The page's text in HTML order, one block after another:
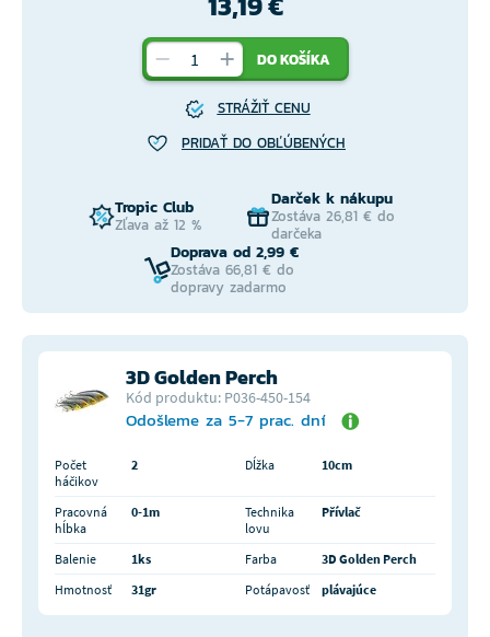
DO KOŠÍKA
STRÁŽIŤ CENU
PRIDAŤ DO OBĽÚBENÝCH
Tropic Club
Zľava až 12 %
Darček k nákupu
Zostáva 26,81 € do
darčeka
Doprava od 2,99 €
Zostáva 66,81 € do
dopravy zadarmo
3D Golden Perch
Kód produktu: P036-450-154
Odošleme za 5-7 prac. dní
Počet
háčikov
2 Dĺžka 10cm
Pracovná
hĺbka
0-1m
Technika
lovu
Přívlač
Balenie 1ks Farba
3D Golden Perch
Hmotnosť
31gr Potápavosť plávajúce